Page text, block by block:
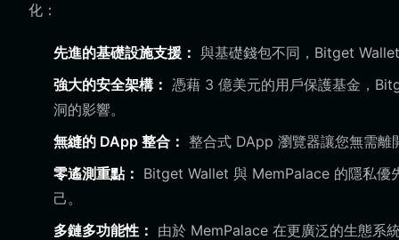
化：
先進的基礎設施支援： 與基礎錢包不同，Bitget
強大的安全架構： 憑藉 3 億美元的用戶保護基金，
洞的影響。
無縫的 DApp 整合： 整合式 DApp 瀏覽器讓您無需
零遙測重點： Bitget Wallet 與 MemPalace 的隱私優
己。
多鏈多功能性： 由於 MemPalace 在更廣泛的生態系